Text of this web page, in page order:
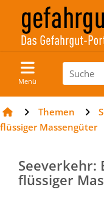
Menü
Themen
flüssiger Massengüter
Seeverkehr:
flüssiger